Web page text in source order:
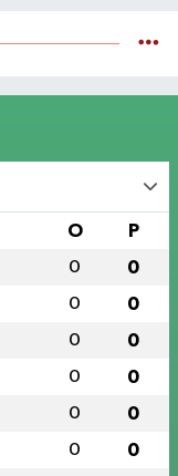
O P
0 0
0 0
0 0
0 0
0 0
0 0